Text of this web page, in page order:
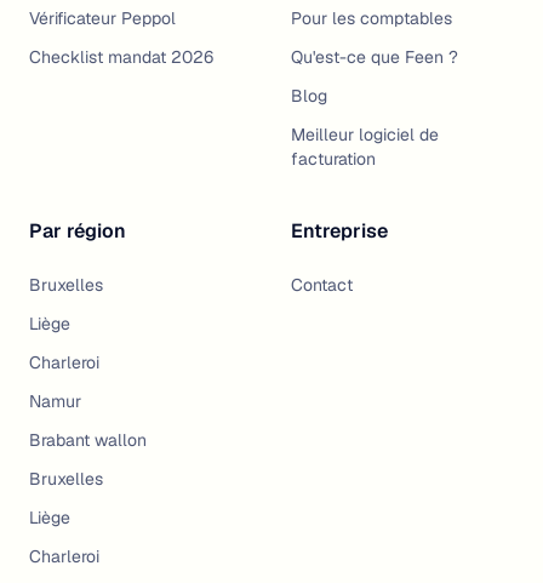
Vérificateur Peppol
Checklist mandat 2026
Pour les comptables
Qu'est-ce que Feen ?
Blog
Meilleur logiciel de
facturation
Par région
Bruxelles
Liège
Charleroi
Namur
Brabant wallon
Bruxelles
Liège
Charleroi
Entreprise
Contact